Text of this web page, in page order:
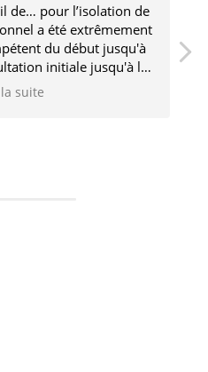
de… pour l’isolation de
a été extrêmement
du début jusqu'à
initiale jusqu'à la
suite